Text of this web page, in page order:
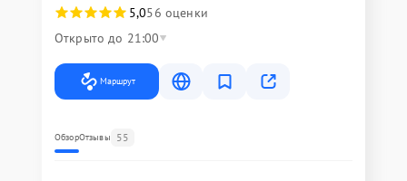
5,056 оценки
Открыто до 21:00
Маршрут
ОбзорОтзывы 55